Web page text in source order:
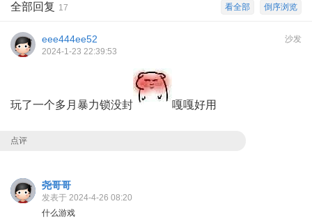
倒序浏览
看全部
全部回复 17
沙发
eee444ee52
2024-1-23 22:39:53
玩了一个多月暴力锁没封 嘎嘎好用
点评
尧哥哥
发表于 2024-4-26 08:20
什么游戏